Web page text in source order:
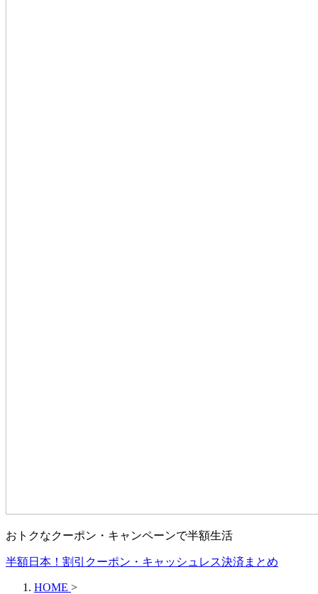
おトクなクーポン・キャンペーンで半額生活
半額日本！割引クーポン・キャッシュレス決済まとめ
HOME >